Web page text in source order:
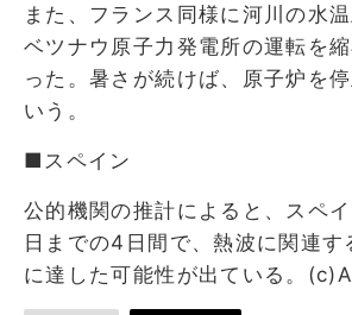
また、フランス同様に河川の水温
ベツナウ原子力発電所の運転を
った。暑さが続けば、原子炉を
いう。
■スペイン
公的機関の推計によると、スペ
日までの4日間で、熱波に関連す
に達した可能性が出ている。